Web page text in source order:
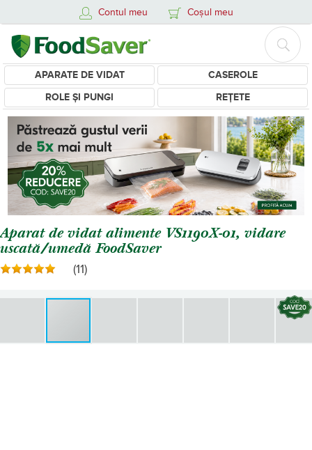
Contul meu Coșul meu
APARATE DE VIDAT
CASEROLE
ROLE ȘI PUNGI
REȚETE
Aparat de vidat alimente VS1190X-01, vidare
uscată/umedă FoodSaver
(11)